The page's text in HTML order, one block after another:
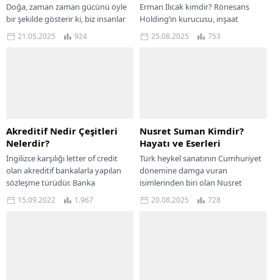
Doğa, zaman zaman gücünü öyle
bir şekilde gösterir ki, biz insanlar
sadece hayranlıkla izlemekle
yetiniriz. Yanardağlar da doğanın
21.05.2025 924
Erman Ilıcak kimdir? Rönesans
Holding’in kurucusu, inşaat
sektörünün küresel liderinin
hayatı, kariyeri ve vizyonu
25.08.2025 753
Akreditif Nedir Çeşitleri
Nelerdir?
İngilizce karşılığı letter of credit
olan akreditif bankalarla yapılan
sözleşme türüdür. Banka
tarafından ihracatçıya belirlenmiş
olan şartlarda ödeme yapılacağı
15.09.2022 1.967
Nusret Suman Kimdir?
Hayatı ve Eserleri
Türk heykel sanatının Cumhuriyet
dönemine damga vuran
isimlerinden biri olan Nusret
Suman, modern anıtsal heykelleri
ve yetkin portre çalışmalarıyla
20.08.2025 728